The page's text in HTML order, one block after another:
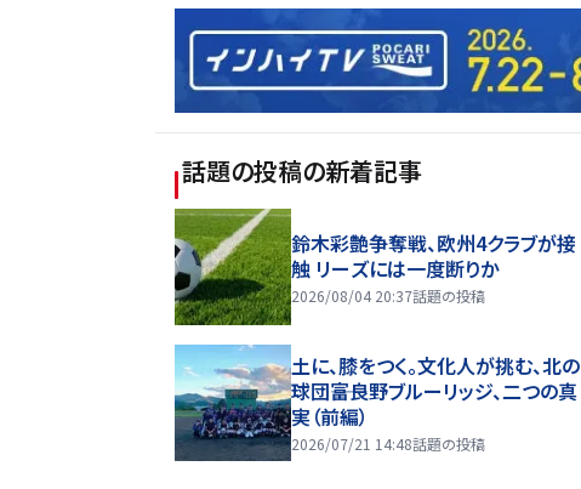
話題の投稿の新着記事
鈴木彩艶争奪戦、欧州4クラブが接
触 リーズには一度断りか
2026/08/04 20:37話題の投稿
土に、膝をつく。文化人が挑む、北の
球団――富良野ブルーリッジ、二つの真
実（前編）
2026/07/21 14:48話題の投稿